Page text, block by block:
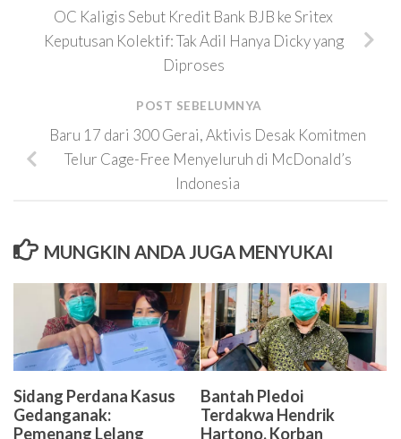
OC Kaligis Sebut Kredit Bank BJB ke Sritex
Keputusan Kolektif: Tak Adil Hanya Dicky yang
Diproses
POST SEBELUMNYA
Baru 17 dari 300 Gerai, Aktivis Desak Komitmen
Telur Cage-Free Menyeluruh di McDonald’s
Indonesia
MUNGKIN ANDA JUGA MENYUKAI
Sidang Perdana Kasus
Gedanganak:
Pemenang Lelang
Bantah Pledoi
Terdakwa Hendrik
Hartono, Korban